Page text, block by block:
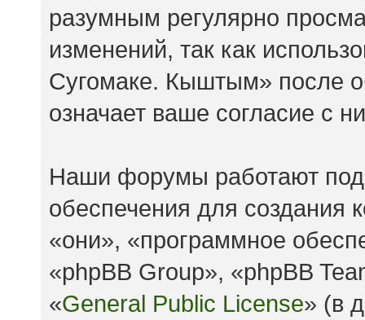
разумным регулярно
изменений, так как
Сугомаке. Кыштым» после
означает ваше согласие с
Наши форумы работают
обеспечения для
«они», «программное
«phpBB Group», «phpBB
«General Public License» (в